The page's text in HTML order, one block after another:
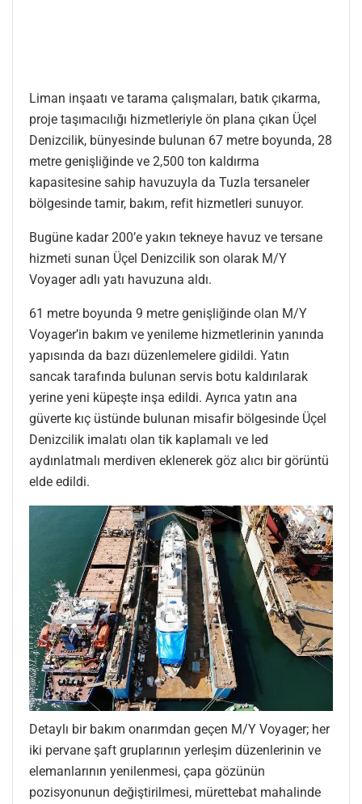
Liman inşaatı ve tarama çalışmaları, batık çıkarma,
proje taşımacılığı hizmetleriyle ön plana çıkan Üçel
Denizcilik, bünyesinde bulunan 67 metre boyunda, 28
metre genişliğinde ve 2,500 ton kaldırma
kapasitesine sahip havuzuyla da Tuzla tersaneler
bölgesinde tamir, bakım, refit hizmetleri sunuyor.
Bugüne kadar 200’e yakın tekneye havuz ve tersane
hizmeti sunan Üçel Denizcilik son olarak M/Y
Voyager adlı yatı havuzuna aldı.
61 metre boyunda 9 metre genişliğinde olan M/Y
Voyager’in bakım ve yenileme hizmetlerinin yanında
yapısında da bazı düzenlemelere gidildi. Yatın
sancak tarafında bulunan servis botu kaldırılarak
yerine yeni küpeşte inşa edildi. Ayrıca yatın ana
güverte kıç üstünde bulunan misafir bölgesinde Üçel
Denizcilik imalatı olan tik kaplamalı ve led
aydınlatmalı merdiven eklenerek göz alıcı bir görüntü
elde edildi.
Detaylı bir bakım onarımdan geçen M/Y Voyager; her
iki pervane şaft gruplarının yerleşim düzenlerinin ve
elemanlarının yenilenmesi, çapa gözünün
pozisyonunun değiştirilmesi, mürettebat mahalinde